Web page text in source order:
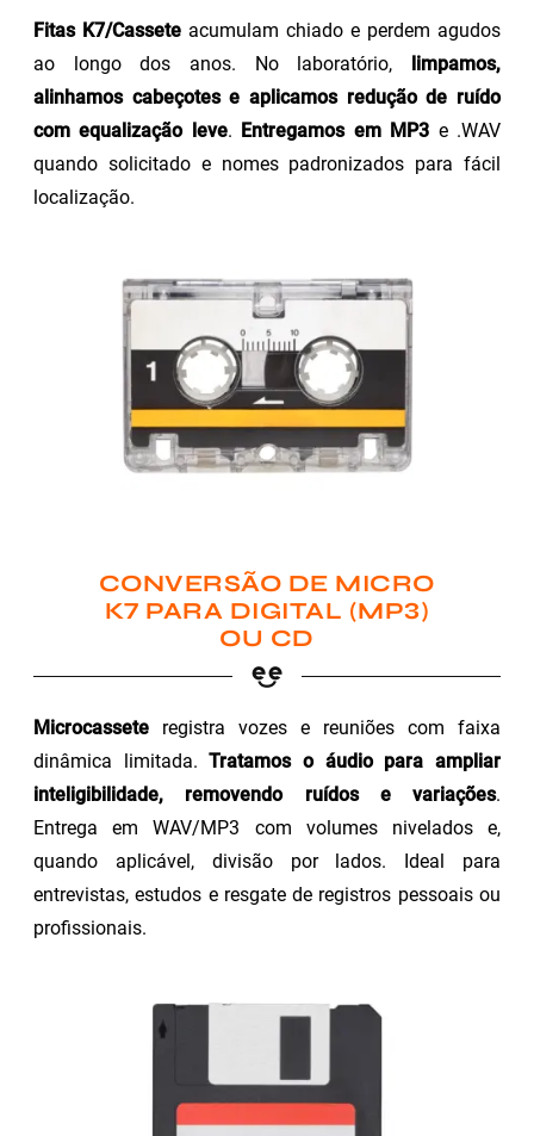
Fitas K7/Cassete acumulam chiado e perdem agudos
ao longo dos anos. No laboratório, limpamos,
alinhamos cabeçotes e aplicamos redução de ruído
com equalização leve. Entregamos em MP3 e .WAV
quando solicitado e nomes padronizados para fácil
localização.
CONVERSÃO DE MICRO
K7 PARA DIGITAL (MP3)
OU CD
Microcassete registra vozes e reuniões com faixa
dinâmica limitada.Tratamos o áudio para ampliar
inteligibilidade, removendo ruídos e variações.
Entrega em WAV/MP3 com volumes nivelados e,
quando aplicável, divisão por lados. Ideal para
entrevistas, estudos e resgate de registros pessoais ou
profissionais.